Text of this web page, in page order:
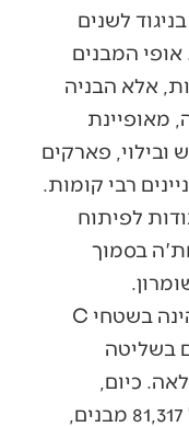
לשנים
אופי המבנים
אלא הבניה
מאופיינת
ובילוי, פארקים
רבי קומות.
לפיתוח
בסמוך
הבניה הבלתי חוקית שתועדה הינה בשטחי C
בשליטה
כיום,
עומדת הבניה הבלתי חוקית על 81,317 מבנים,